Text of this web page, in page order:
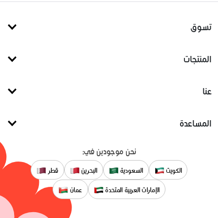
تسوق
المنتجات
عنا
المساعدة
نحن موجودين في:
الكويت السعودية البحرين قطر
الإمارات العربية المتحدة عمان